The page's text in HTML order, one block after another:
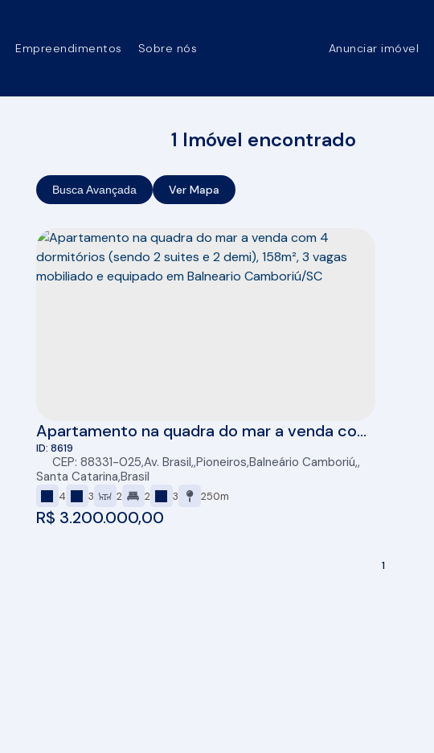
Anunciar imóvel
Sobre nós
Empreendimentos
1 Imóvel encontrado
Busca Avançada Ver Mapa
Apartamento na quadra do mar a venda com
4 dormitórios (sendo 2 suites e 2 demi),
158m², 3 vagas mobiliado e equipado em
Balneario Camboriú/SC
R$ 3.200.000,00
8619
CEP: 88331-025,Av. Brasil ,Pioneiros,Balneário Camboriú ,
Santa Catarina,Brasil
4 3 2 2 3 250m
1